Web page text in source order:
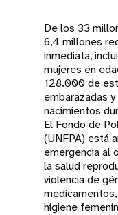
De los 33
6,4 millones
inmediata,
mujeres en
128.000 de
embarazadas
nacimientos
El Fondo de
(UNFPA) está
emergencia al
la salud
violencia de
higiene